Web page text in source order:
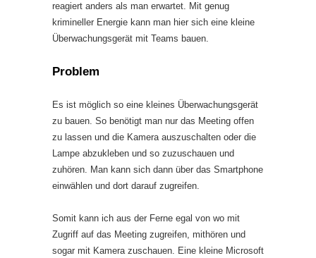
reagiert anders als man erwartet. Mit genug
krimineller Energie kann man hier sich eine kleine
Überwachungsgerät mit Teams bauen.
Problem
Es ist möglich so eine kleines Überwachungsgerät
zu bauen. So benötigt man nur das Meeting offen
zu lassen und die Kamera auszuschalten oder die
Lampe abzukleben und so zuzuschauen und
zuhören. Man kann sich dann über das Smartphone
einwählen und dort darauf zugreifen.
Somit kann ich aus der Ferne egal von wo mit
Zugriff auf das Meeting zugreifen, mithören und
sogar mit Kamera zuschauen. Eine kleine Microsoft